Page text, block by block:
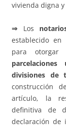
vivienda digna
⇒ Los
establecido en
para otorgar
divisiones de
construcción
artículo, la
definitiva de
declaración de